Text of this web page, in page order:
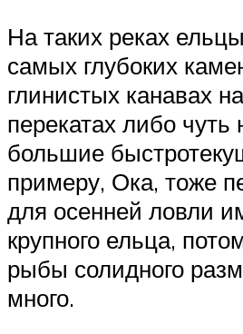
На таких реках
самых глубоких
глинистых канавах
перекатах либо
большие
примеру, Ока, тоже
для осенней ловли
крупного ельца,
рыбы солидного
много.